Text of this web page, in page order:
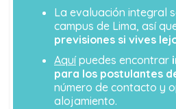
La evaluación integral
campus de Lima, así
previsiones si vives
Aquípuedes encontrar
para los postulantes
número de contacto y
alojamiento.